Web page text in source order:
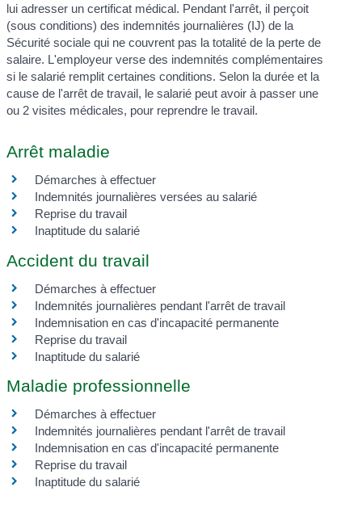
lui adresser un certificat médical. Pendant l'arrêt, il perçoit
(sous conditions) des indemnités journalières (IJ) de la
Sécurité sociale qui ne couvrent pas la totalité de la perte de
salaire. L'employeur verse des indemnités complémentaires
si le salarié remplit certaines conditions. Selon la durée et la
cause de l'arrêt de travail, le salarié peut avoir à passer une
ou 2 visites médicales, pour reprendre le travail.
Arrêt maladie
Démarches à effectuer
Indemnités journalières versées au salarié
Reprise du travail
Inaptitude du salarié
Accident du travail
Démarches à effectuer
Indemnités journalières pendant l'arrêt de travail
Indemnisation en cas d'incapacité permanente
Reprise du travail
Inaptitude du salarié
Maladie professionnelle
Démarches à effectuer
Indemnités journalières pendant l'arrêt de travail
Indemnisation en cas d'incapacité permanente
Reprise du travail
Inaptitude du salarié